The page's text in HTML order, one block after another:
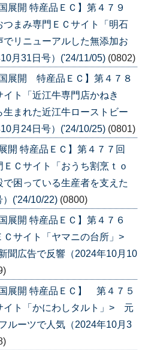
展開 特産品ＥＣ】第４７９
まみ専門ＥＣサイト「明石
リニューアルした無添加お
月31日号）('24/11/05) (0802)
展開 特産品ＥＣ】第４７８
ト「近江牛専門店かねき
まれた近江牛ローストビー
月24日号）('24/10/25) (0801)
開 特産品ＥＣ】第４７７回
Ｃサイト「おうち割烹ｔｏ
困っている生産者を支えた
('24/10/22) (0800)
展開 特産品ＥＣ】第４７６
サイト「ヤマニの台所」>
聞広告で反響（2024年10月10
展開 特産品ＥＣ】 第４７５
ト「かにわしタルト」> 元
ルーツで人気（2024年10月3